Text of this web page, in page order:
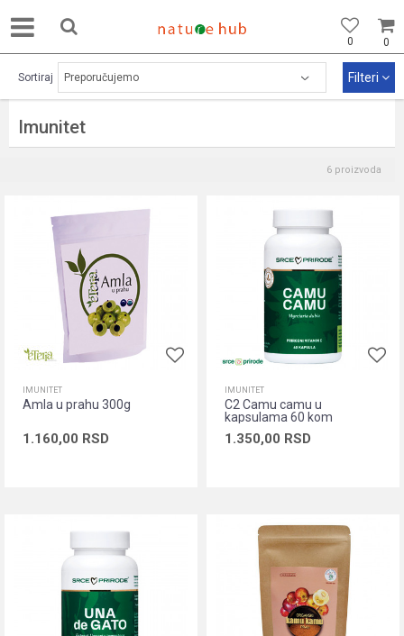
0
0
Imunitet
Sortiraj Filteri
6 proizvoda
IMUNITET
Amla u prahu 300g
1.160,00 RSD
IMUNITET
C2 Camu camu u
kapsulama 60 kom
1.350,00 RSD